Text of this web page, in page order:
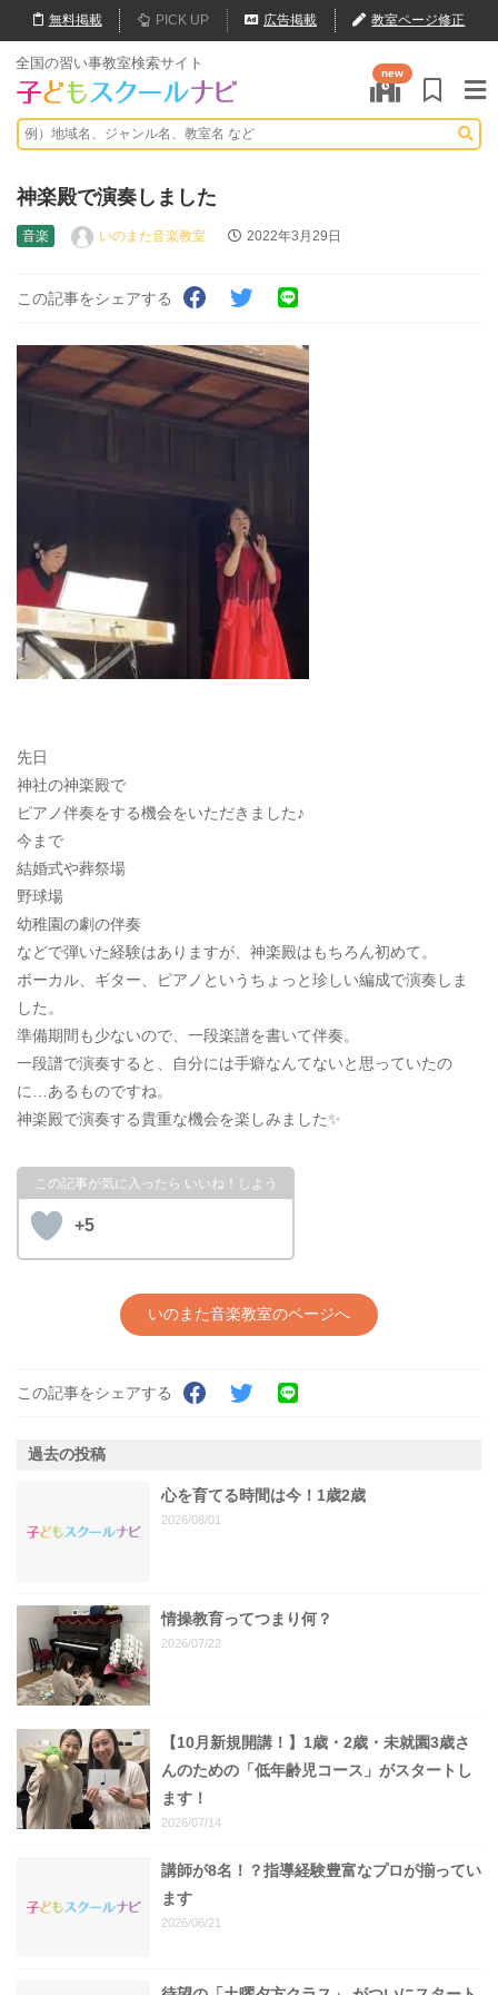
無料掲載 PICK UP 広告掲載 教室ページ修正
全国の習い事教室検索サイト
new
神楽殿で演奏しました
音楽 いのまた音楽教室 2022年3月29日
この記事をシェアする
先日
神社の神楽殿で
ピアノ伴奏をする機会をいただきました♪
今まで
結婚式や葬祭場
野球場
幼稚園の劇の伴奏
などで弾いた経験はありますが、神楽殿はもちろん初めて。
ボーカル、ギター、ピアノというちょっと珍しい編成で演奏しま
した。
準備期間も少ないので、一段楽譜を書いて伴奏。
一段譜で演奏すると、自分には手癖なんてないと思っていたの
に…あるものですね。
神楽殿で演奏する貴重な機会を楽しみました✨
+5
いのまた音楽教室のページへ
この記事をシェアする
過去の投稿
心を育てる時間は今！1歳2歳
2026/08/01
情操教育ってつまり何？
2026/07/22
【10月新規開講！】1歳・2歳・未就園3歳さ
んのための「低年齢児コース」がスタートし
ます！
2026/07/14
講師が8名！？指導経験豊富なプロが揃ってい
ます
2026/06/21